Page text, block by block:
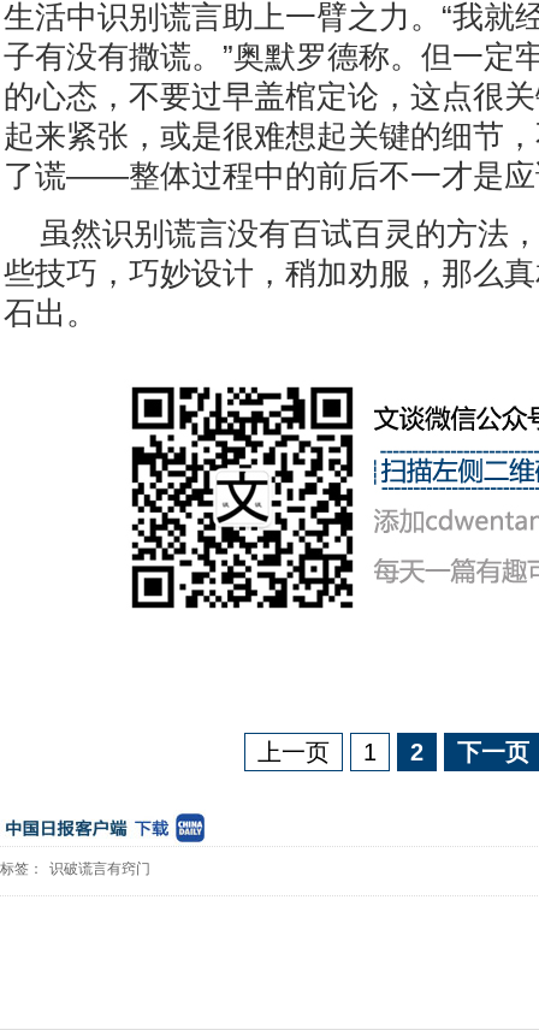
生活中识别谎言助上一臂之力。“我就
子有没有撒谎。”奥默罗德称。但一定
的心态，不要过早盖棺定论，这点很
起来紧张，或是很难想起关键的细节
了谎——整体过程中的前后不一才是
虽然识别谎言没有百试百灵的方法
些技巧，巧妙设计，稍加劝服，那么
石出。
上一页 1 2 下一页
标签： 识破谎言有窍门